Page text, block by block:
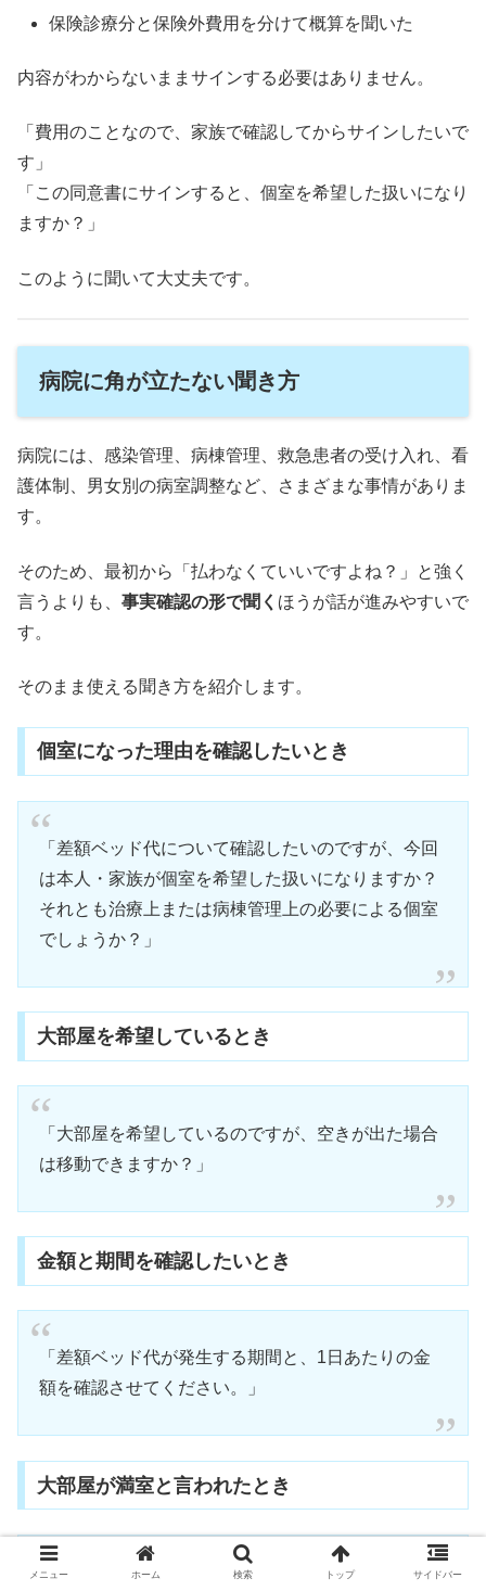
保険診療分と保険外費用を分けて概算を聞いた
内容がわからないままサインする必要はありません。
「費用のことなので、家族で確認してからサインしたいで
す」
「この同意書にサインすると、個室を希望した扱いになり
ますか？」
このように聞いて大丈夫です。
病院に角が立たない聞き方
病院には、感染管理、病棟管理、救急患者の受け入れ、看
護体制、男女別の病室調整など、さまざまな事情がありま
す。
そのため、最初から「払わなくていいですよね？」と強く
言うよりも、 事実確認の形で聞く ほうが話が進みやすいで
す。
そのまま使える聞き方を紹介します。
個室になった理由を確認したいとき
「差額ベッド代について確認したいのですが、今回
は本人・家族が個室を希望した扱いになりますか？
それとも治療上または病棟管理上の必要による個室
でしょうか？」
大部屋を希望しているとき
「大部屋を希望しているのですが、空きが出た場合
は移動できますか？」
金額と期間を確認したいとき
「差額ベッド代が発生する期間と、1日あたりの金
額を確認させてください。」
大部屋が満室と言われたとき
「大部屋が満室という説明でしたが、この場合も差
メニュー ホーム 検索 トップ サイドバー